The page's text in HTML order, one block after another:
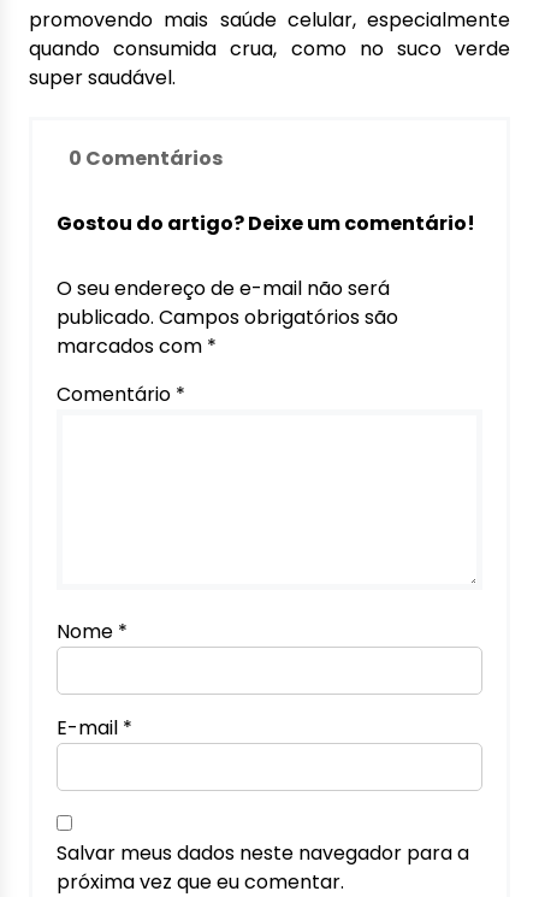
promovendo mais saúde celular, especialmente
quando consumida crua, como no suco verde
super saudável.
0 Comentários
Gostou do artigo? Deixe um comentário!
O seu endereço de e-mail não será
publicado. Campos obrigatórios são
marcados com *
Comentário *
Nome *
E-mail *
Salvar meus dados neste navegador para a
próxima vez que eu comentar.